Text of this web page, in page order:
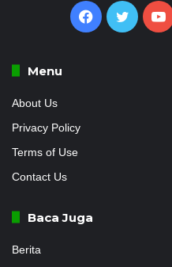
Facebook
Twitter
Menu
About Us
Privacy Policy
Terms of Use
Contact Us
Baca Juga
Berita